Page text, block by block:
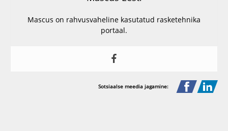
Mascus on rahvusvaheline kasutatud rasketehnika
portaal.
Sotsiaalse meedia jagamine: